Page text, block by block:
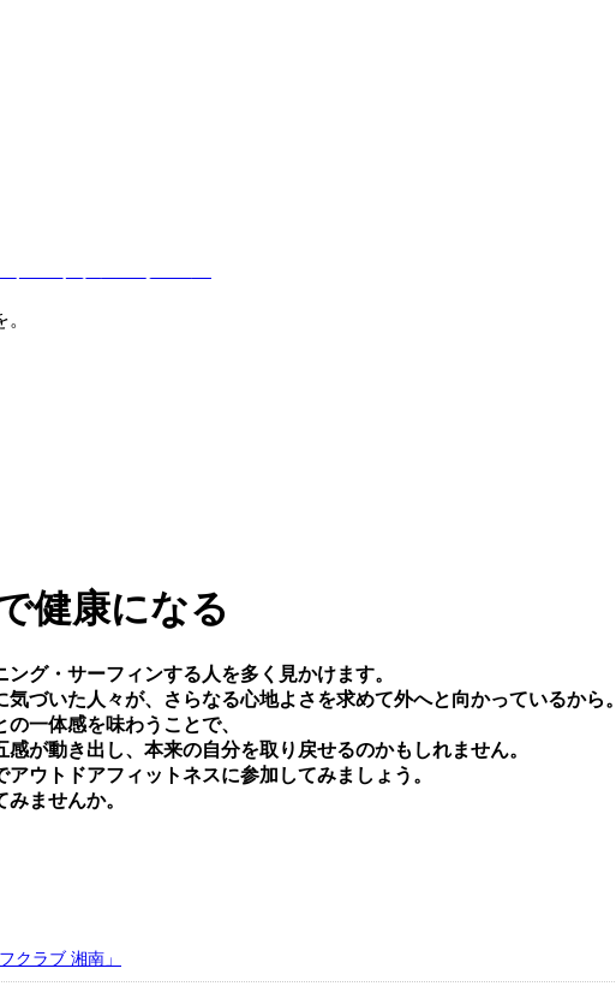
健康になる
グ・サーフィンする⼈を多く⾒かけます。
づいた⼈々が、さらなる⼼地よさを求めて外へと向かっているから。
⼀体感を味わうことで、
が動き出し、本来の⾃分を取り戻せるのかもしれません。
ウトドアフィットネスに参加してみましょう。
ませんか。
クラブ 湘南」